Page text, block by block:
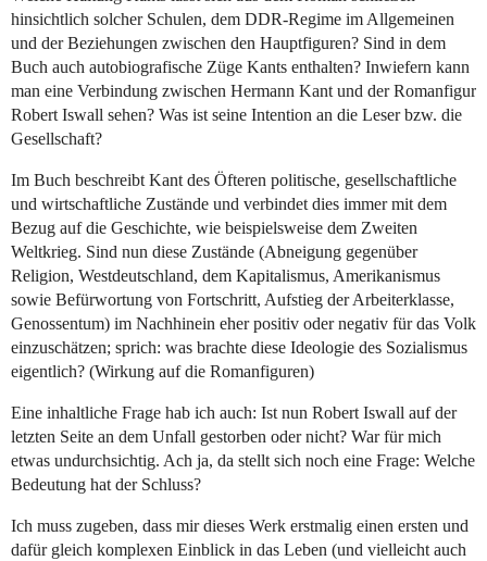
hinsichtlich solcher Schulen, dem DDR-Regime im Allgemeinen
und der Beziehungen zwischen den Hauptfiguren? Sind in dem
Buch auch autobiografische Züge Kants enthalten? Inwiefern kann
man eine Verbindung zwischen Hermann Kant und der Romanfigur
Robert Iswall sehen? Was ist seine Intention an die Leser bzw. die
Gesellschaft?
Im Buch beschreibt Kant des Öfteren politische, gesellschaftliche
und wirtschaftliche Zustände und verbindet dies immer mit dem
Bezug auf die Geschichte, wie beispielsweise dem Zweiten
Weltkrieg. Sind nun diese Zustände (Abneigung gegenüber
Religion, Westdeutschland, dem Kapitalismus, Amerikanismus
sowie Befürwortung von Fortschritt, Aufstieg der Arbeiterklasse,
Genossentum) im Nachhinein eher positiv oder negativ für das Volk
einzuschätzen; sprich: was brachte diese Ideologie des Sozialismus
eigentlich? (Wirkung auf die Romanfiguren)
Eine inhaltliche Frage hab ich auch: Ist nun Robert Iswall auf der
letzten Seite an dem Unfall gestorben oder nicht? War für mich
etwas undurchsichtig. Ach ja, da stellt sich noch eine Frage: Welche
Bedeutung hat der Schluss?
Ich muss zugeben, dass mir dieses Werk erstmalig einen ersten und
dafür gleich komplexen Einblick in das Leben (und vielleicht auch